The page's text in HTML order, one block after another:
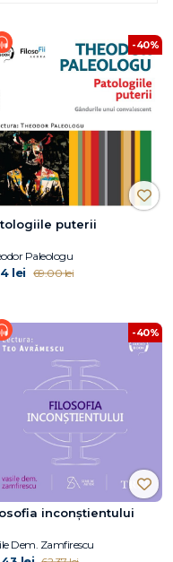
-40%
puterii
Paleologu
lei 69.00 lei
-40%
inconștientului
Dem. Zamfirescu